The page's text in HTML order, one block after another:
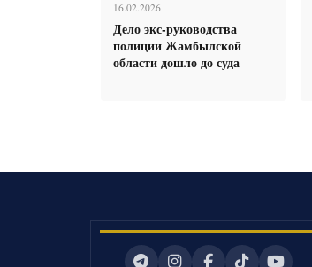
16.02.2026
Дело экс-руководства
полиции Жамбылской
области дошло до суда